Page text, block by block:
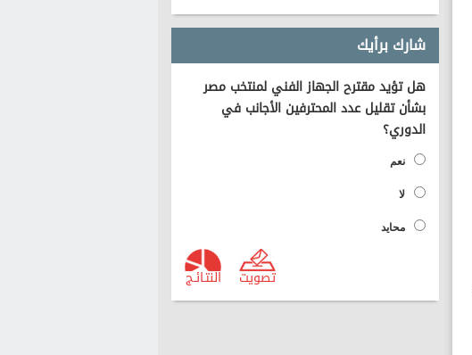
شارك برأيك
هل تؤيد مقترح الجهاز الفني لمنتخب مصر
بشأن تقليل عدد المحترفين الأجانب في
الدوري؟
نعم
لا
محايد
النتـائـج تصويت